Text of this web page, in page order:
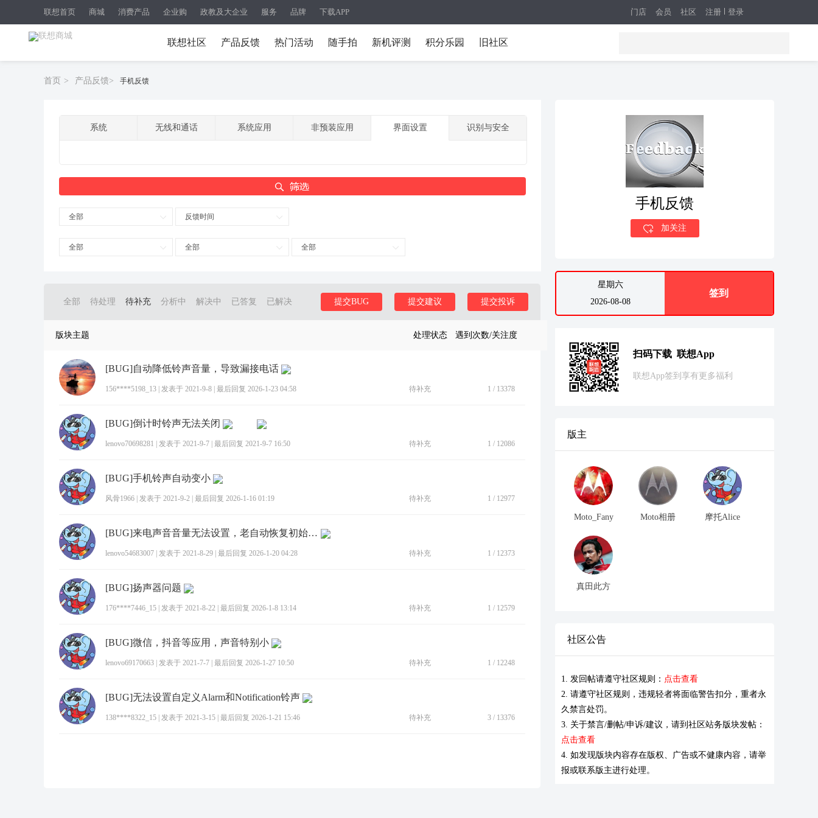
联想首页 商城 消费产品 企业购 政教及大企业 服务 品牌 下载APP 注册 登录
门店 会员 社区
联想社区 产品反馈 热门活动 随手拍 新机评测 积分乐园 旧社区
首页 > 产品反馈> 手机反馈
系统 无线和通话 系统应用 非预装应用 界面设置 识别与安全
全部 反馈时间
全部 全部 全部
全部 待处理 待补充 分析中 解决中 已答复 已解决 提交投诉
提交建议
提交BUG
版块主题 处理状态 遇到次数/关注度
[BUG]自动降低铃声音量，导致漏接电话
156****5198_13 发表于 2021-9-8 最后回复 2026-1-23 04:58 待补充 1 / 13378
[BUG]倒计时铃声无法关闭
lenovo70698281 发表于 2021-9-7 最后回复 2021-9-7 16:50 待补充 1 / 12086
[BUG]手机铃声自动变小
风骨1966 发表于 2021-9-2 最后回复 2026-1-16 01:19 待补充 1 / 12977
[BUG]来电声音音量无法设置，老自动恢复初始大小音量
lenovo54683007 发表于 2021-8-29 最后回复 2026-1-20 04:28 待补充 1 / 12373
[BUG]扬声器问题
176****7446_15 发表于 2021-8-22 最后回复 2026-1-8 13:14 待补充 1 / 12579
[BUG]微信，抖音等应用，声音特别小
lenovo69170663 发表于 2021-7-7 最后回复 2026-1-27 10:50 待补充 1 / 12248
[BUG]无法设置自定义Alarm和Notification铃声
138****8322_15 发表于 2021-3-15 最后回复 2026-1-21 15:46 待补充 3 / 13376
手机反馈
加关注
星期六
2026-08-08
签到
扫码下载 联想App
联想App签到享有更多福利
版主
Moto_Fany Moto相册 摩托Alice
真田此方
社区公告
1. 发回帖请遵守社区规则： 点击查看
2. 请遵守社区规则，违规轻者将面临警告扣分，重者永
久禁言处罚。
3. 关于禁言/删帖/申诉/建议，请到社区站务版块发帖：
点击查看
4. 如发现版块内容存在版权、广告或不健康内容，请举
报或联系版主进行处理。